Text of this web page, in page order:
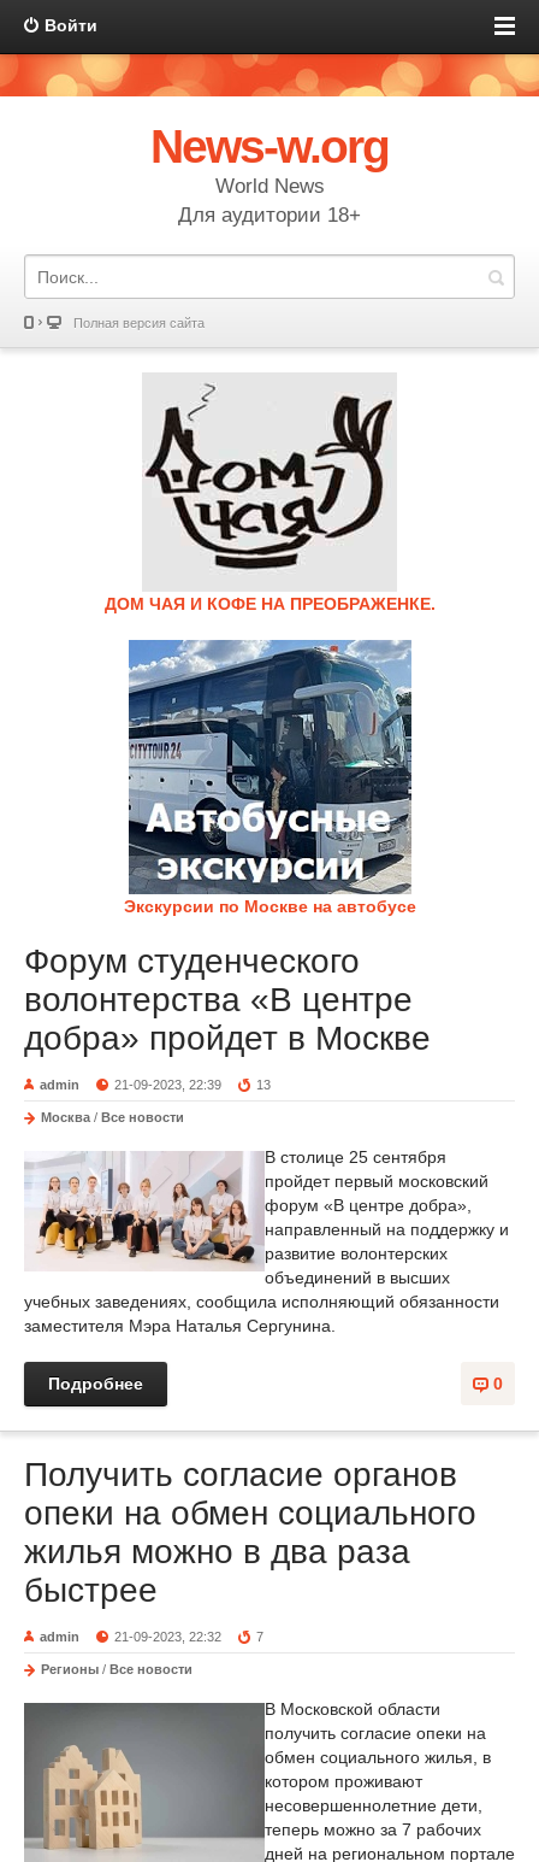
Войти
News-w.org
World News
Для аудитории 18+
Полная версия сайта
ДОМ ЧАЯ И КОФЕ НА ПРЕОБРАЖЕНКЕ.
Экскурсии по Москве на автобусе
Форум студенческого
волонтерства «В центре
добра» пройдет в Москве
admin 21-09-2023, 22:39 13
Москва / Все новости
В столице 25 сентября
пройдет первый московский
форум «В центре добра»,
направленный на поддержку и
развитие волонтерских
объединений в высших
учебных заведениях, сообщила исполняющий обязанности
заместителя Мэра Наталья Сергунина.
0
Подробнее
Получить согласие органов
опеки на обмен социального
жилья можно в два раза
быстрее
admin 21-09-2023, 22:32 7
Регионы / Все новости
В Московской области
получить согласие опеки на
обмен социального жилья, в
котором проживают
несовершеннолетние дети,
теперь можно за 7 рабочих
дней на региональном портале